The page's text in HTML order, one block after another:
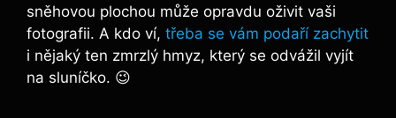
sněhovou plochou může opravdu oživit vaši
fotografii. A kdo ví, třeba se vám podaří zachytit
i nějaký ten zmrzlý hmyz, který se odvážil vyjít
na sluníčko. 😉